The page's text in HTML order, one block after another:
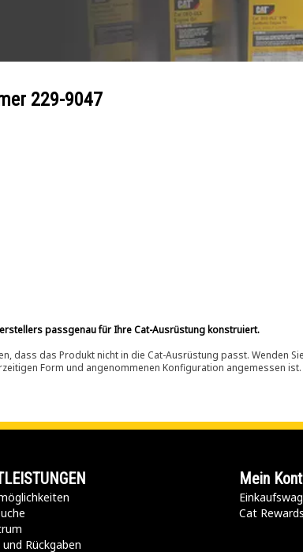
229-9047
passgenau für Ihre Cat-Ausrüstung konstruiert.
dass das Produkt nicht in die Cat-Ausrüstung passt. Wenden
Form und angenommenen Konfiguration angemessen
Rückgaben
Mein
Cat Rewards